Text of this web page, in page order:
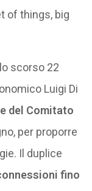
of things, big
scorso 22
Luigi Di
del Comitato
per proporre
Il duplice
fino